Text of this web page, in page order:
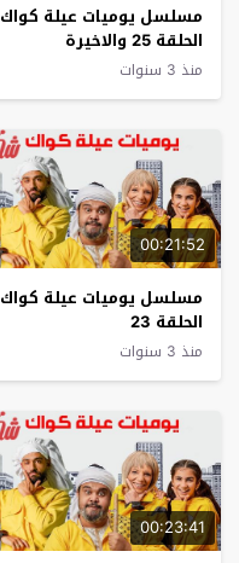
مسلسل يوميات عيلة كواك
الحلقة 25 والاخيرة
منذ 3 سنوات
00:21:52
مسلسل يوميات عيلة كواك
الحلقة 23
منذ 3 سنوات
00:23:41